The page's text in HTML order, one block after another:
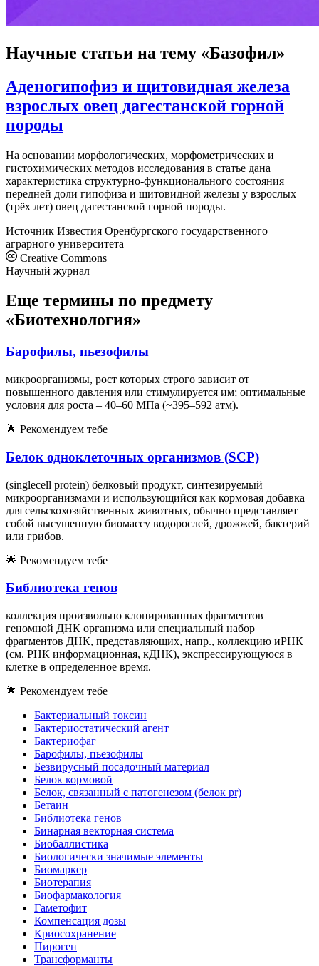
Научные статьи на тему «Базофил»
Аденогипофиз и щитовидная железа
взрослых овец дагестанской горной
породы
На основании морфологических, морфометрических и
гистохимических методов исследования в статье дана
характеристика структурно-функционального состояния
передней доли гипофиза и щитовидной железы у взрослых
(трёх лет) овец дагестанской горной породы.
Источник Известия Оренбургского государственного
аграрного университета
Creative Commons
Научный журнал
Еще термины по предмету
«Биотехнология»
Барофилы, пьезофилы
микроорганизмы, рост которых строго зависит от
повышенного давления или стимулируется им; оптимальные
условия для роста – 40–60 МПа (~395–592 атм).
🌟 Рекомендуем тебе
Белок одноклеточных организмов (SCP)
(singlecell protein) белковый продукт, синтезируемый
микроорганизмами и использующийся как кормовая добавка
для сельскохозяйственных животных, обычно представляет
собой высушенную биомассу водорослей, дрожжей, бактерий
или грибов.
🌟 Рекомендуем тебе
Библиотека генов
коллекция произвольно клонированных фрагментов
геномной ДНК организма или специальный набор
фрагментов ДНК, представляющих, напр., коллекцию иРНК
(см. РНК информационная, кДНК), экспрессирующуюся в
клетке в определенное время.
🌟 Рекомендуем тебе
Бактериальный токсин
Бактериостатический агент
Бактериофаг
Барофилы, пьезофилы
Безвирусный посадочный материал
Белок кормовой
Белок, связанный с патогенезом (белок pr)
Бетаин
Библиотека генов
Бинарная векторная система
Биобаллистика
Биологически значимые элементы
Биомаркер
Биотерапия
Биофармакология
Гаметофит
Компенсация дозы
Криосохранение
Пироген
Трансформанты